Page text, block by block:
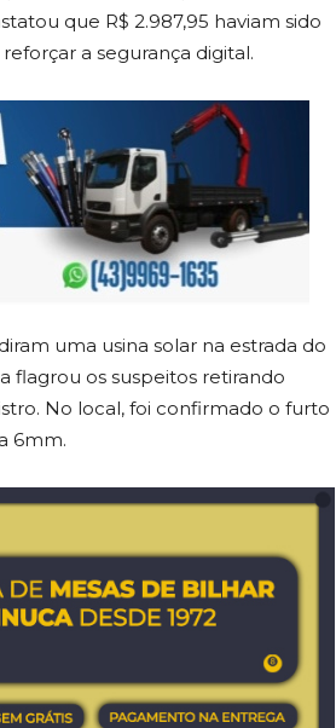
que R$ 2.987,95 haviam sido
a segurança digital.
uma usina solar na estrada do
flagrou os suspeitos retirando
No local, foi confirmado o furto
6mm.